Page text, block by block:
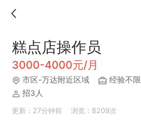
糕点店操作员
3000-4000元/月
市区-万达附近区域 经验不限
招3人
更新：27分钟前 浏览：8209次